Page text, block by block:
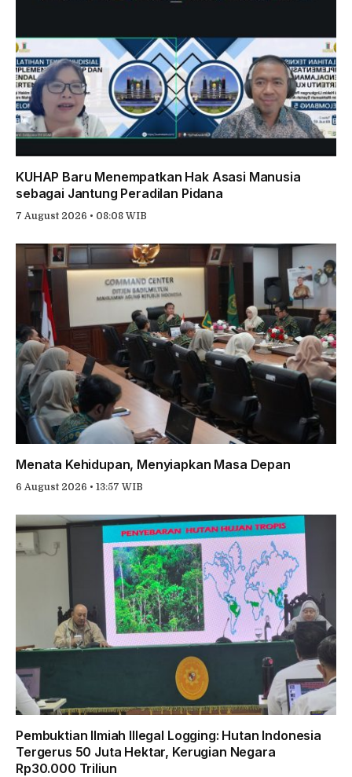
KUHAP Baru Menempatkan Hak Asasi Manusia
sebagai Jantung Peradilan Pidana
7 August 2026 • 08:08 WIB
Menata Kehidupan, Menyiapkan Masa Depan
6 August 2026 • 13:57 WIB
Pembuktian Ilmiah Illegal Logging: Hutan Indonesia
Tergerus 50 Juta Hektar, Kerugian Negara
Rp30.000 Triliun